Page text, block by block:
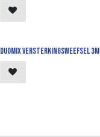
Duomix versterkingsweefsel 3m